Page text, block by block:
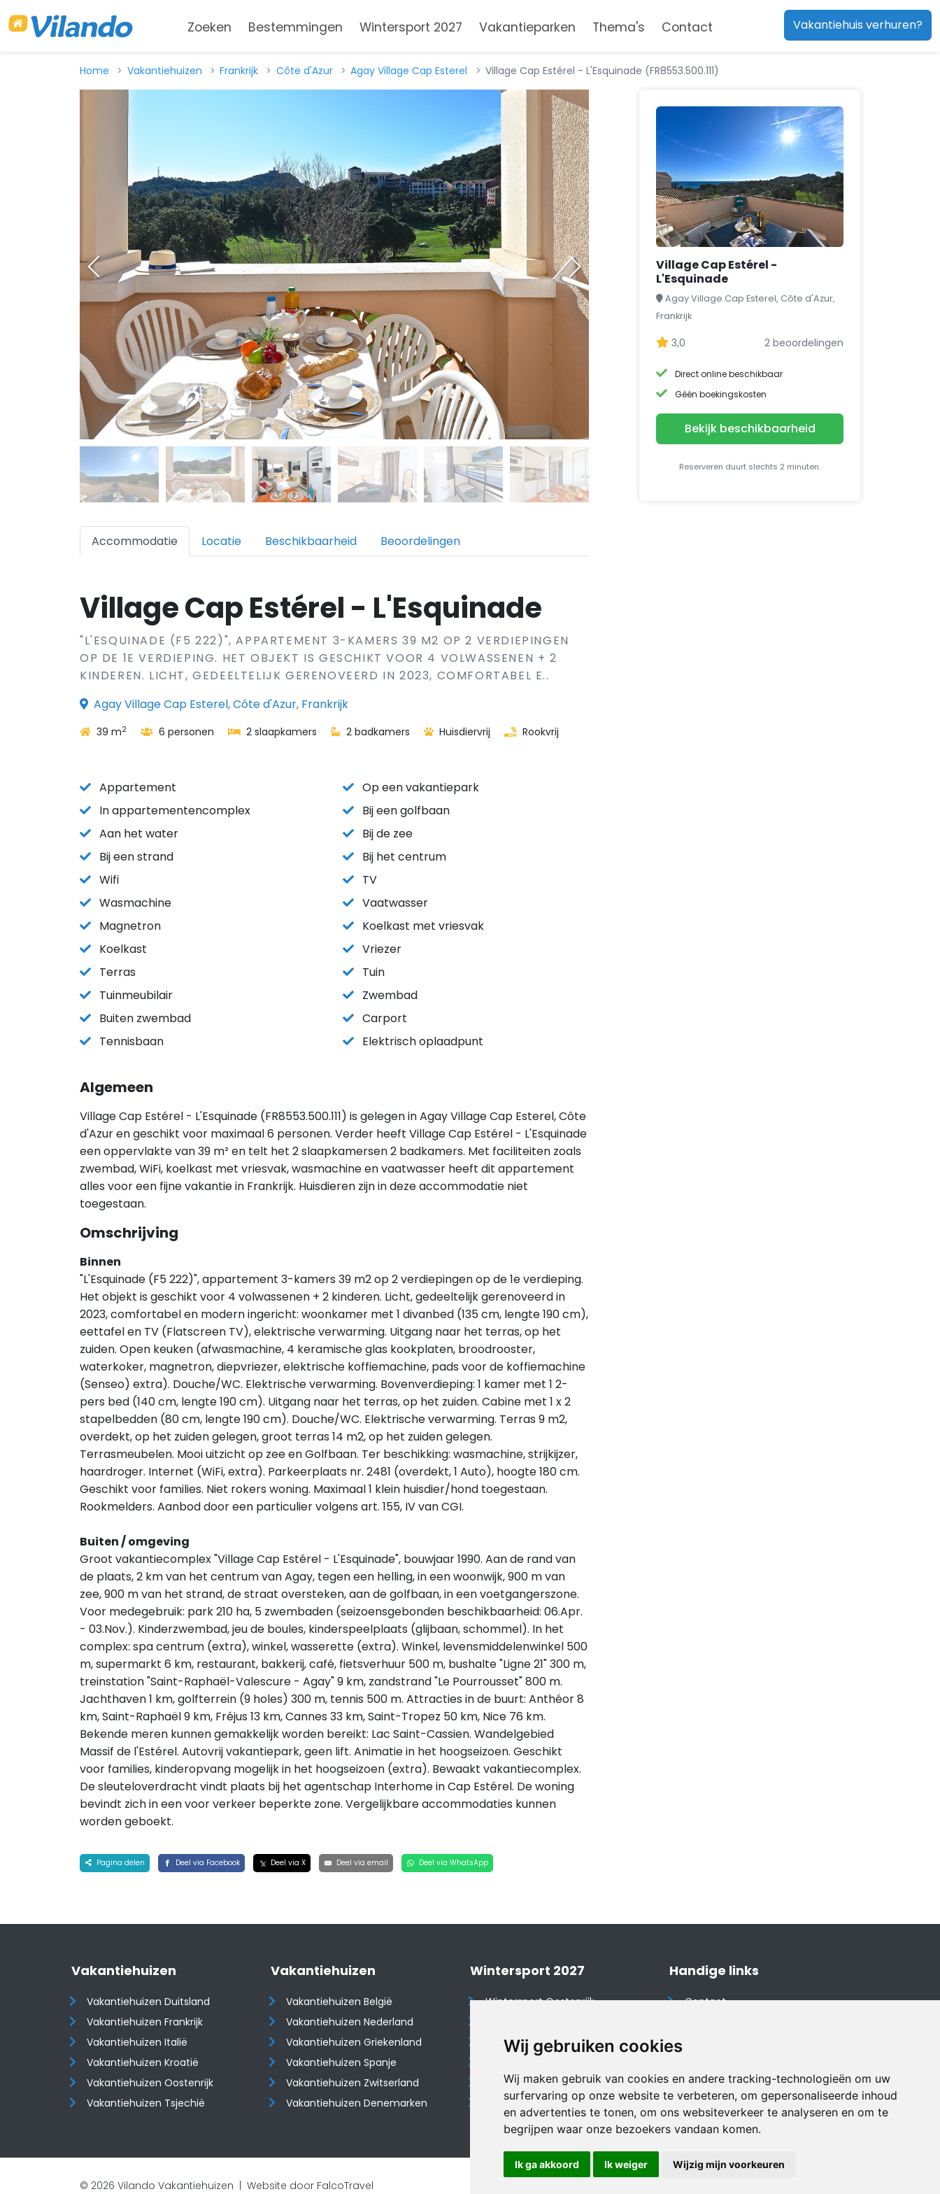
Wij gebruiken cookies
Wij maken gebruik van cookies en andere tracking-technologieën om uw
surfervaring op onze website te verbeteren, om gepersonaliseerde inhoud
en advertenties te tonen, om ons websiteverkeer te analyseren en om te
begrijpen waar onze bezoekers vandaan komen.
Ik ga akkoord Ik weiger Wijzig mijn voorkeuren
Zoeken Bestemmingen Wintersport 2027 Vakantieparken Thema's Contact Vakantiehuis verhuren?
Home Vakantiehuizen Frankrijk Côte d'Azur Agay Village Cap Esterel Village Cap Estérel - L'Esquinade (FR8553.500.111)
Accommodatie Locatie Beschikbaarheid Beoordelingen
Village Cap Estérel - L'Esquinade
"L'ESQUINADE (F5 222)", APPARTEMENT 3-KAMERS 39 M2 OP 2 VERDIEPINGEN
OP DE 1E VERDIEPING. HET OBJEKT IS GESCHIKT VOOR 4 VOLWASSENEN + 2
KINDEREN. LICHT, GEDEELTELIJK GERENOVEERD IN 2023, COMFORTABEL E..
Agay Village Cap Esterel, Côte d'Azur, Frankrijk
39 m2 6 personen 2 slaapkamers 2 badkamers Huisdiervrij Rookvrij
Appartement
Op een vakantiepark
In appartementencomplex
Bij een golfbaan
Aan het water
Bij de zee
Bij een strand
Bij het centrum
Wifi
TV
Wasmachine
Vaatwasser
Magnetron
Koelkast met vriesvak
Koelkast
Vriezer
Terras
Tuin
Tuinmeubilair
Zwembad
Buiten zwembad
Carport
Tennisbaan
Elektrisch oplaadpunt
Algemeen
Village Cap Estérel - L'Esquinade (FR8553.500.111) is gelegen in Agay Village Cap Esterel, Côte
d'Azur en geschikt voor maximaal 6 personen. Verder heeft Village Cap Estérel - L'Esquinade
een oppervlakte van 39 m² en telt het 2 slaapkamersen 2 badkamers. Met faciliteiten zoals
zwembad, WiFi, koelkast met vriesvak, wasmachine en vaatwasser heeft dit appartement
alles voor een fijne vakantie in Frankrijk. Huisdieren zijn in deze accommodatie niet
toegestaan.
Omschrijving
Binnen
"L'Esquinade (F5 222)", appartement 3-kamers 39 m2 op 2 verdiepingen op de 1e verdieping.
Het objekt is geschikt voor 4 volwassenen + 2 kinderen. Licht, gedeeltelijk gerenoveerd in
2023, comfortabel en modern ingericht: woonkamer met 1 divanbed (135 cm, lengte 190 cm),
eettafel en TV (Flatscreen TV), elektrische verwarming. Uitgang naar het terras, op het
zuiden. Open keuken (afwasmachine, 4 keramische glas kookplaten, broodrooster,
waterkoker, magnetron, diepvriezer, elektrische koffiemachine, pads voor de koffiemachine
(Senseo) extra). Douche/WC. Elektrische verwarming. Bovenverdieping: 1 kamer met 1 2-
pers bed (140 cm, lengte 190 cm). Uitgang naar het terras, op het zuiden. Cabine met 1 x 2
stapelbedden (80 cm, lengte 190 cm). Douche/WC. Elektrische verwarming. Terras 9 m2,
overdekt, op het zuiden gelegen, groot terras 14 m2, op het zuiden gelegen.
Terrasmeubelen. Mooi uitzicht op zee en Golfbaan. Ter beschikking: wasmachine, strijkijzer,
haardroger. Internet (WiFi, extra). Parkeerplaats nr. 2481 (overdekt, 1 Auto), hoogte 180 cm.
Geschikt voor families. Niet rokers woning. Maximaal 1 klein huisdier/hond toegestaan.
Rookmelders. Aanbod door een particulier volgens art. 155, IV van CGI.
Buiten / omgeving
Groot vakantiecomplex "Village Cap Estérel - L'Esquinade", bouwjaar 1990. Aan de rand van
de plaats, 2 km van het centrum van Agay, tegen een helling, in een woonwijk, 900 m van
zee, 900 m van het strand, de straat oversteken, aan de golfbaan, in een voetgangerszone.
Voor medegebruik: park 210 ha, 5 zwembaden (seizoensgebonden beschikbaarheid: 06.Apr.
- 03.Nov.). Kinderzwembad, jeu de boules, kinderspeelplaats (glijbaan, schommel). In het
complex: spa centrum (extra), winkel, wasserette (extra). Winkel, levensmiddelenwinkel 500
m, supermarkt 6 km, restaurant, bakkerij, café, fietsverhuur 500 m, bushalte "Ligne 21" 300 m,
treinstation "Saint-Raphaël-Valescure - Agay" 9 km, zandstrand "Le Pourrousset" 800 m.
Jachthaven 1 km, golfterrein (9 holes) 300 m, tennis 500 m. Attracties in de buurt: Anthéor 8
km, Saint-Raphaël 9 km, Fréjus 13 km, Cannes 33 km, Saint-Tropez 50 km, Nice 76 km.
Bekende meren kunnen gemakkelijk worden bereikt: Lac Saint-Cassien. Wandelgebied
Massif de l'Estérel. Autovrij vakantiepark, geen lift. Animatie in het hoogseizoen. Geschikt
voor families, kinderopvang mogelijk in het hoogseizoen (extra). Bewaakt vakantiecomplex.
De sleuteloverdracht vindt plaats bij het agentschap Interhome in Cap Estérel. De woning
bevindt zich in een voor verkeer beperkte zone. Vergelijkbare accommodaties kunnen
worden geboekt.
Pagina delen Deel via Facebook Deel via X Deel via email Deel via WhatsApp
Village Cap Estérel -
L'Esquinade
Agay Village Cap Esterel, Côte d'Azur,
Frankrijk
3,0 2 beoordelingen
Direct online beschikbaar
Géén boekingskosten
Bekijk beschikbaarheid
Reserveren duurt slechts 2 minuten.
Vakantiehuizen
Vakantiehuizen Duitsland
Vakantiehuizen Frankrijk
Vakantiehuizen Italië
Vakantiehuizen Kroatië
​​​​​​​Vakantiehuizen Oostenrijk
Vakantiehuizen Tsjechië
Vakantiehuizen
Vakantiehuizen België
Vakantiehuizen Nederland
Vakantiehuizen Griekenland
Vakantiehuizen Spanje
​​​​​​​Vakantiehuizen Zwitserland
Vakantiehuizen Denemarken
Wintersport 2027
Wintersport Oostenrijk
Wintersport Tsjechië
Wintersport Duitsland
Wintersport Italië
Handige links
Contact
Disclaimer
Vakantiehuis website
© 2026 Vilando Vakantiehuizen | Website door FalcoTravel